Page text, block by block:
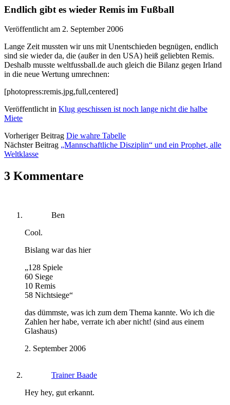
Endlich gibt es wieder Remis im Fußball
Veröffentlicht am 2. September 2006
Lange Zeit mussten wir uns mit Unentschieden begnügen, endlich
sind sie wieder da, die (außer in den USA) heiß geliebten Remis.
Deshalb musste weltfussball.de auch gleich die Bilanz gegen Irland
in die neue Wertung umrechnen:
[photopress:remis.jpg,full,centered]
Veröffentlicht in Klug geschissen ist noch lange nicht die halbe
Miete
Vorheriger Beitrag Die wahre Tabelle
Nächster Beitrag „Mannschaftliche Disziplin“ und ein Prophet, alle
Weltklasse
3 Kommentare
Ben
Cool.
Bislang war das hier
„128 Spiele
60 Siege
10 Remis
58 Nichtsiege“
das dümmste, was ich zum dem Thema kannte. Wo ich die
Zahlen her habe, verrate ich aber nicht! (sind aus einem
Glashaus)
2. September 2006
Trainer Baade
Hey hey, gut erkannt.